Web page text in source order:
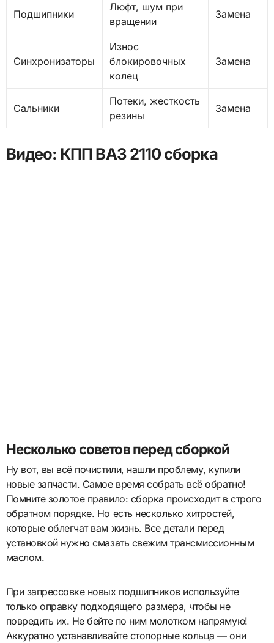
Подшипники
Люфт, шум при
вращении
Замена
Синхронизаторы
Износ
блокировочных
колец
Замена
Сальники
Потеки, жесткость
резины
Замена
Видео: КПП ВАЗ 2110 сборка
Несколько советов перед сборкой
Ну вот, вы всё почистили, нашли проблему, купили
новые запчасти. Самое время собрать всё обратно!
Помните золотое правило: сборка происходит в строго
обратном порядке. Но есть несколько хитростей,
которые облегчат вам жизнь. Все детали перед
установкой нужно смазать свежим трансмиссионным
маслом.
При запрессовке новых подшипников используйте
только оправку подходящего размера, чтобы не
повредить их. Не бейте по ним молотком напрямую!
Аккуратно устанавливайте стопорные кольца — они